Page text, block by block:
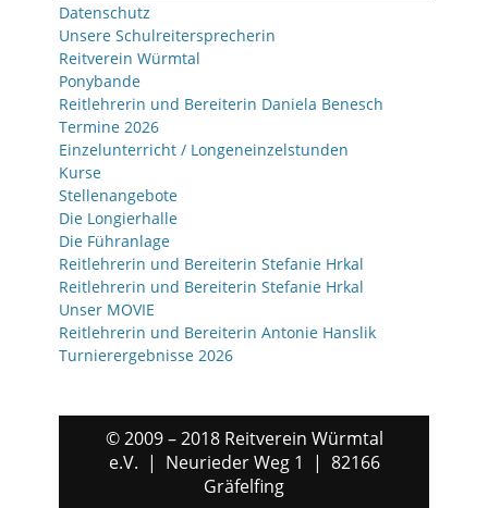
Datenschutz
Unsere Schulreitersprecherin
Reitverein Würmtal
Ponybande
Reitlehrerin und Bereiterin Daniela Benesch
Termine 2026
Einzelunterricht / Longeneinzelstunden
Kurse
Stellenangebote
Die Longierhalle
Die Führanlage
Reitlehrerin und Bereiterin Stefanie Hrkal
Reitlehrerin und Bereiterin Stefanie Hrkal
Unser MOVIE
Reitlehrerin und Bereiterin Antonie Hanslik
Turnierergebnisse 2026
© 2009 – 2018 Reitverein Würmtal
e.V. | Neurieder Weg 1 | 82166
Gräfelfing